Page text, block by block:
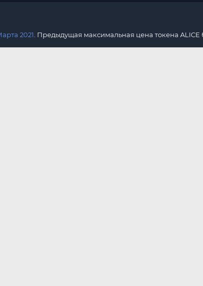
2021 . Предыдущая максимальная цена токена